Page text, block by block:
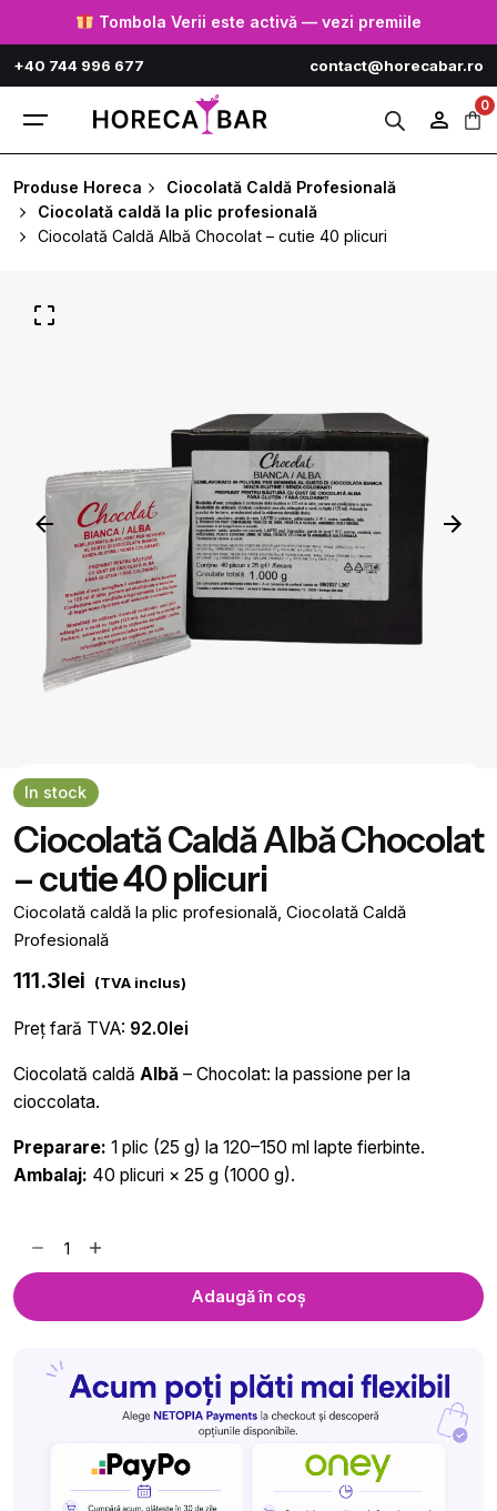
to
content
Tombola Verii este activă — vezi premiile
+40 744 996 677 contact@horecabar.ro
0
Produse Horeca
Ciocolată Caldă Profesională
Ciocolată caldă la plic profesională
Ciocolată Caldă Albă Chocolat – cutie 40 plicuri
In stock
Ciocolată Caldă Albă Chocolat
– cutie 40 plicuri
Ciocolată caldă la plic profesională, Ciocolată Caldă
Profesională
111.3lei (TVA inclus)
Preț fară TVA: 92.0 lei
Ciocolată caldă Albă – Chocolat: la passione per la
cioccolata.
Preparare: 1 plic (25 g) la 120–150 ml lapte fierbinte.
Ambalaj: 40 plicuri × 25 g (1000 g).
Ciocolată
Caldă
Albă
Adaugă în coș